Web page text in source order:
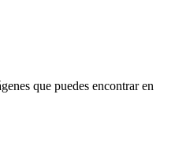
que puedes encontrar en